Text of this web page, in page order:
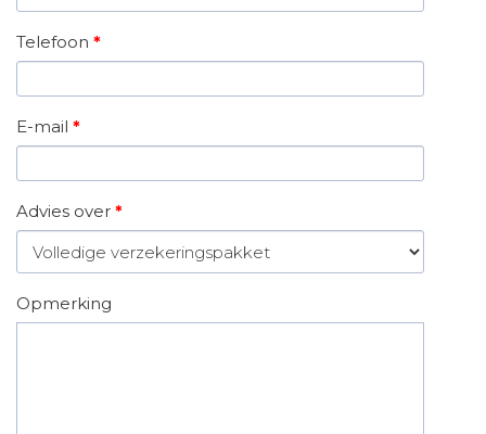
Telefoon *
E-mail *
Advies over *
Opmerking